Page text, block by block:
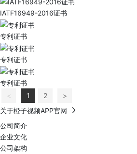
IATF16949-2016证书
专利证书
专利证书
专利证书
<
1 2
>
关于橙子视频APP官网
公司简介
企业文化
公司架构